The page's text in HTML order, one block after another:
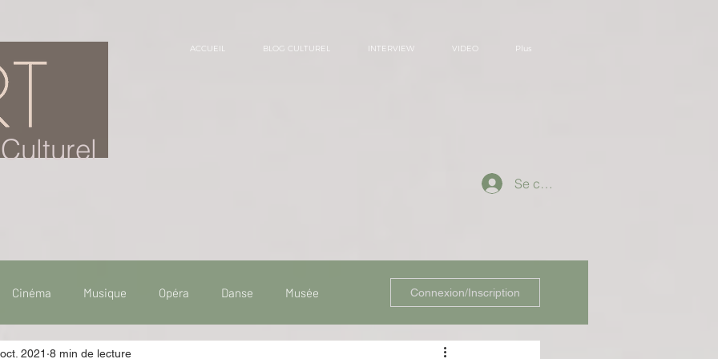
ACCUEIL BLOG CULTUREL INTERVIEW VIDEO Plus
Se connecter
Cinéma Musique Opéra Danse Musée Connexion/Inscription
2021 8 min de lecture